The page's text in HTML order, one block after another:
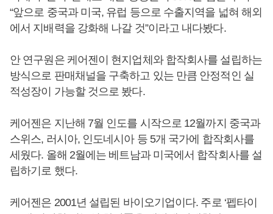
“앞으로 중국과 미국, 유럽 등으로 수출지역을 넓혀 해외
에서 지배력을 강화해 나갈 것”이라고 내다봤다.
안 연구원은 케어젠이 현지업체와 합작회사를 설립하는
방식으로 판매채널을 구축하고 있는 만큼 안정적인 실
적성장이 가능할 것으로 봤다.
케어젠은 지난해 7월 인도를 시작으로 12월까지 중국과
스위스, 러시아, 인도네시아 등 5개 국가에 합작회사를
세웠다. 올해 2월에는 베트남과 미국에서 합작회사를 설
립하기로 했다.
케어젠은 2001년 설립된 바이오기업이다. 주로 ‘펩타이